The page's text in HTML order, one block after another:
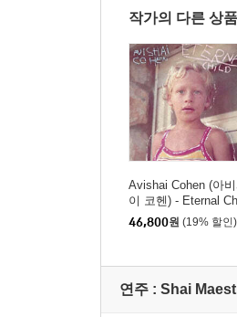
작가의 다른 상품
Avishai Cohen (아
이 코헨) - Eternal
[LP]
46,800원 (19% 할인)
연주 : Shai